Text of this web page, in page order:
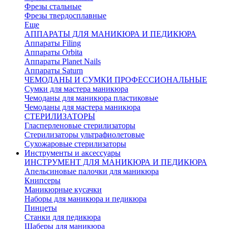
Фрезы стальные
Фрезы твердосплавные
Еще
АППАРАТЫ ДЛЯ МАНИКЮРА И ПЕДИКЮРА
Аппараты Filing
Аппараты Orbita
Аппараты Planet Nails
Аппараты Saturn
ЧЕМОДАНЫ И СУМКИ ПРОФЕССИОНАЛЬНЫЕ
Сумки для мастера маникюра
Чемоданы для маникюра пластиковые
Чемоданы для мастера маникюра
СТЕРИЛИЗАТОРЫ
Гласперленовые стерилизаторы
Стерилизаторы ультрафиолетовые
Сухожаровые стерилизаторы
Инструменты и аксессуары
ИНСТРУМЕНТ ДЛЯ МАНИКЮРА И ПЕДИКЮРА
Апельсиновые палочки для маникюра
Книпсеры
Маникюрные кусачки
Наборы для маникюра и педикюра
Пинцеты
Станки для педикюра
Шаберы для маникюра